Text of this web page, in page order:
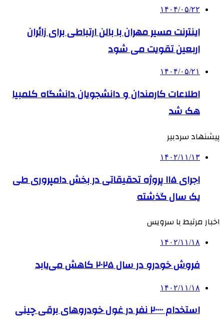
۱۴۰۴/۰۵/۲۲
اینترنت مسیر مهران با بالن ارتباطی برای زائران
اربعین تقویت می شود
۱۴۰۴/۰۵/۲۱
اطلاعات کارمندان و دانشجویان دانشگاه کلمبیا
هک شد
پیشنهاد سردبیر
۱۴۰۲/۱۱/۱۳
اجرای ۱۱۵ پروژه تحقیقاتی در بخش دامپروری طی
یک سال گذشته
اخبار مرتبط با سرویس
۱۴۰۲/۱۱/۱۸
فروش خودرو در سال ۲۰۲۵ کاهش می‌یابد
۱۴۰۲/۱۱/۱۸
استخدام ۲۰۰۰۰ نفر در غول خودروهای برقی چینی